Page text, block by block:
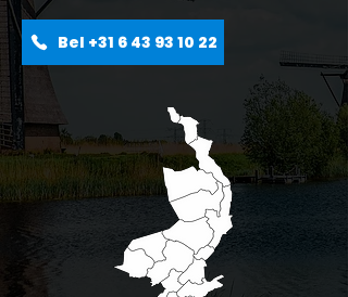
Bel +31 6 43 93 10 22